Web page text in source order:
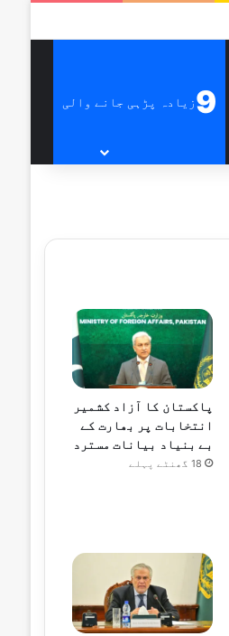
9زیادہ پڑہی جانے والی
پاکستان کا آزاد کشمیر
انتخابات پر بھارت کے
بے بنیاد بیانات مسترد
18 گھنٹے پہلے